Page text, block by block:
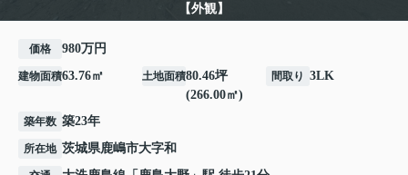
【外観】
価格 980万円
建物面積63.76㎡ 土地面積80.46坪
(266.00㎡)
間取り 3LK
築年数 築23年
所在地 茨城県鹿嶋市大字和